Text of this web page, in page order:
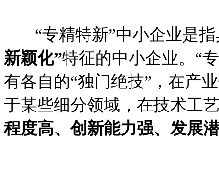
“专精特新”中小企业是
新颖化”特征的中小企业。 “
有各自的“独门绝技” ，在产
于某些细分领域，在技术工
程度高、创新能力强、发展